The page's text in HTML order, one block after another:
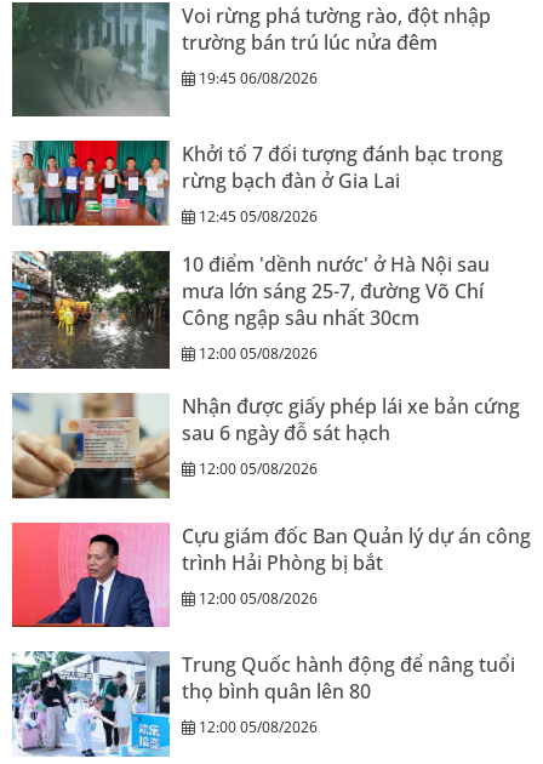
Voi rừng phá tường rào, đột nhập
trường bán trú lúc nửa đêm
19:45 06/08/2026
Khởi tố 7 đối tượng đánh bạc trong
rừng bạch đàn ở Gia Lai
12:45 05/08/2026
10 điểm 'dềnh nước' ở Hà Nội sau
mưa lớn sáng 25-7, đường Võ Chí
Công ngập sâu nhất 30cm
12:00 05/08/2026
Nhận được giấy phép lái xe bản cứng
sau 6 ngày đỗ sát hạch
12:00 05/08/2026
Cựu giám đốc Ban Quản lý dự án công
trình Hải Phòng bị bắt
12:00 05/08/2026
Trung Quốc hành động để nâng tuổi
thọ bình quân lên 80
12:00 05/08/2026